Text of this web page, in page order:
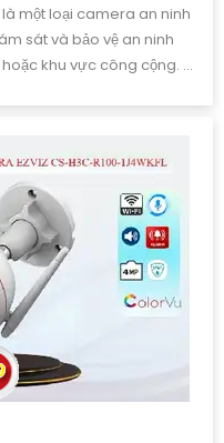
₫
₫
là lựa chọn hoàn hảo với
megapixel, cho phép